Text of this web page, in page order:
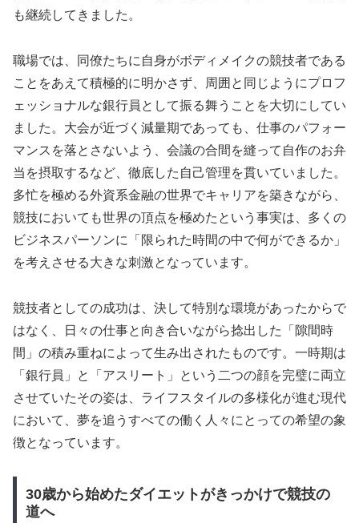
も継続してきました。
職場では、同僚たちに自身がボディメイクの競技者である
ことをあえて積極的に明かさず、周囲と同じようにプロフ
ェッショナルな銀行員として振る舞うことを大切にしてい
ました。大会が近づく減量期であっても、仕事のパフォー
マンスを落とさないよう、会議の合間を縫って自作のお弁
当を摂取するなど、徹底した自己管理を貫いていました。
多忙を極める外資系金融の世界でキャリアを築きながら、
競技においても世界の頂点を極めたという事実は、多くの
ビジネスパーソンに「限られた時間の中で何ができるか」
を考えさせる大きな刺激となっています。
競技者としての成功は、決して特別な環境があったからで
はなく、日々の仕事と向き合いながら捻出した「隙間時
間」の積み重ねによって生み出されたものです。一時期は
「銀行員」と「アスリート」という二つの顔を完璧に両立
させていたその姿は、ライフスタイルの多様化が進む現代
において、夢を追うすべての働く人々にとっての希望の象
徴となっています。
30歳から始めたダイエットがきっかけで競技の
道へ